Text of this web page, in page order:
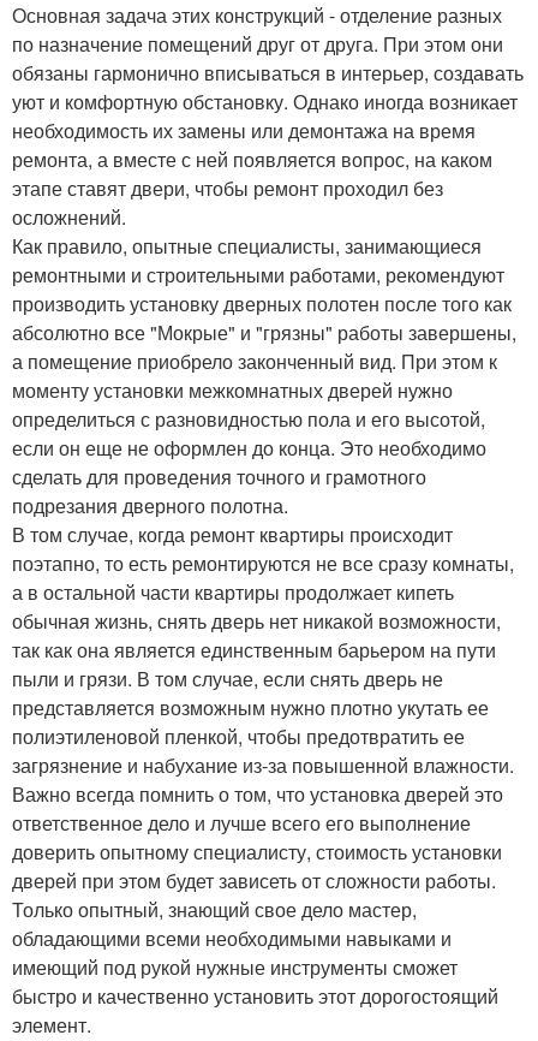
Основная задача этих конструкций - отделение разных
по назначение помещений друг от друга. При этом они
обязаны гармонично вписываться в интерьер, создавать
уют и комфортную обстановку. Однако иногда возникает
необходимость их замены или демонтажа на время
ремонта, а вместе с ней появляется вопрос, на каком
этапе ставят двери, чтобы ремонт проходил без
осложнений.
Как правило, опытные специалисты, занимающиеся
ремонтными и строительными работами, рекомендуют
производить установку дверных полотен после того как
абсолютно все "Мокрые" и "грязны" работы завершены,
а помещение приобрело законченный вид. При этом к
моменту установки межкомнатных дверей нужно
определиться с разновидностью пола и его высотой,
если он еще не оформлен до конца. Это необходимо
сделать для проведения точного и грамотного
подрезания дверного полотна.
В том случае, когда ремонт квартиры происходит
поэтапно, то есть ремонтируются не все сразу комнаты,
а в остальной части квартиры продолжает кипеть
обычная жизнь, снять дверь нет никакой возможности,
так как она является единственным барьером на пути
пыли и грязи. В том случае, если снять дверь не
представляется возможным нужно плотно укутать ее
полиэтиленовой пленкой, чтобы предотвратить ее
загрязнение и набухание из-за повышенной влажности.
Важно всегда помнить о том, что установка дверей это
ответственное дело и лучше всего его выполнение
доверить опытному специалисту, стоимость установки
дверей при этом будет зависеть от сложности работы.
Только опытный, знающий свое дело мастер,
обладающими всеми необходимыми навыками и
имеющий под рукой нужные инструменты сможет
быстро и качественно установить этот дорогостоящий
элемент.